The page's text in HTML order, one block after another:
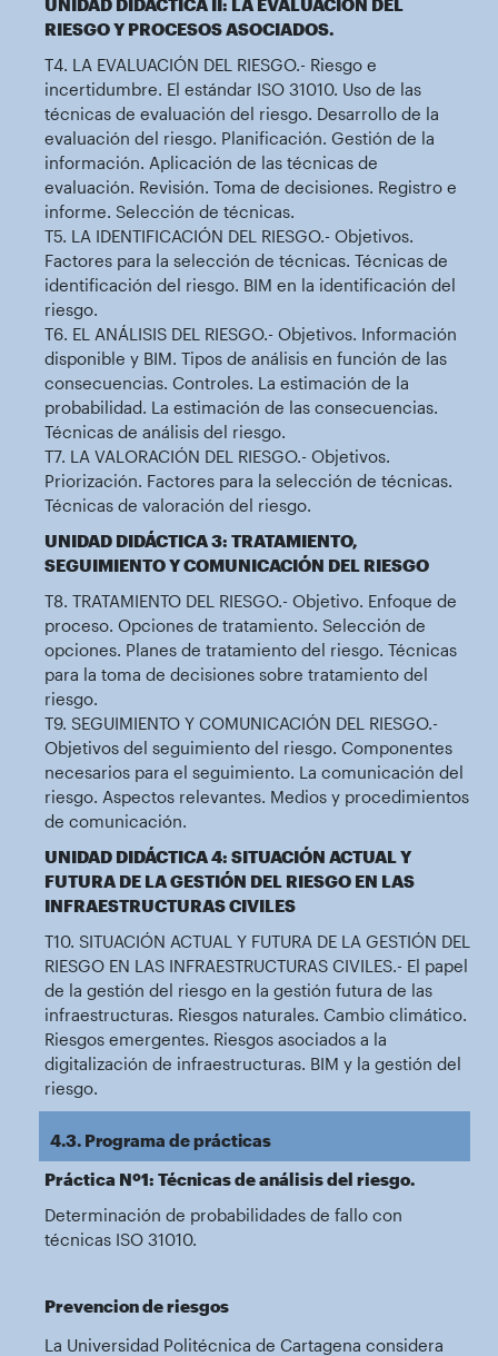
UNIDAD DIDÁCTICA II: LA EVALUACIÓN DEL
RIESGO Y PROCESOS ASOCIADOS.
T4. LA EVALUACIÓN DEL RIESGO.- Riesgo e
incertidumbre. El estándar ISO 31010. Uso de las
técnicas de evaluación del riesgo. Desarrollo de la
evaluación del riesgo. Planificación. Gestión de la
información. Aplicación de las técnicas de
evaluación. Revisión. Toma de decisiones. Registro e
informe. Selección de técnicas.
T5. LA IDENTIFICACIÓN DEL RIESGO.- Objetivos.
Factores para la selección de técnicas. Técnicas de
identificación del riesgo. BIM en la identificación del
riesgo.
T6. EL ANÁLISIS DEL RIESGO.- Objetivos. Información
disponible y BIM. Tipos de análisis en función de las
consecuencias. Controles. La estimación de la
probabilidad. La estimación de las consecuencias.
Técnicas de análisis del riesgo.
T7. LA VALORACIÓN DEL RIESGO.- Objetivos.
Priorización. Factores para la selección de técnicas.
Técnicas de valoración del riesgo.
UNIDAD DIDÁCTICA 3: TRATAMIENTO,
SEGUIMIENTO Y COMUNICACIÓN DEL RIESGO
T8. TRATAMIENTO DEL RIESGO.- Objetivo. Enfoque de
proceso. Opciones de tratamiento. Selección de
opciones. Planes de tratamiento del riesgo. Técnicas
para la toma de decisiones sobre tratamiento del
riesgo.
T9. SEGUIMIENTO Y COMUNICACIÓN DEL RIESGO.-
Objetivos del seguimiento del riesgo. Componentes
necesarios para el seguimiento. La comunicación del
riesgo. Aspectos relevantes. Medios y procedimientos
de comunicación.
UNIDAD DIDÁCTICA 4: SITUACIÓN ACTUAL Y
FUTURA DE LA GESTIÓN DEL RIESGO EN LAS
INFRAESTRUCTURAS CIVILES
T10. SITUACIÓN ACTUAL Y FUTURA DE LA GESTIÓN DEL
RIESGO EN LAS INFRAESTRUCTURAS CIVILES.- El papel
de la gestión del riesgo en la gestión futura de las
infraestructuras. Riesgos naturales. Cambio climático.
Riesgos emergentes. Riesgos asociados a la
digitalización de infraestructuras. BIM y la gestión del
riesgo.
4.3. Programa de prácticas
Práctica Nº1: Técnicas de análisis del riesgo.
Determinación de probabilidades de fallo con
técnicas ISO 31010.
Prevencion de riesgos
La Universidad Politécnica de Cartagena considera